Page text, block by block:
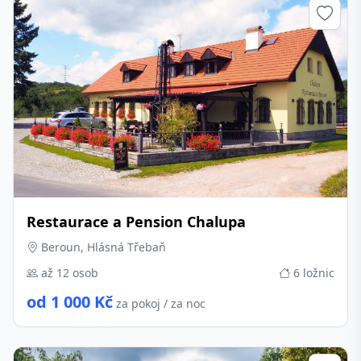
Restaurace a Pension Chalupa
Beroun, Hlásná Třebaň
až 12 osob
6 ložnic
od 1 000 Kč za pokoj / za noc